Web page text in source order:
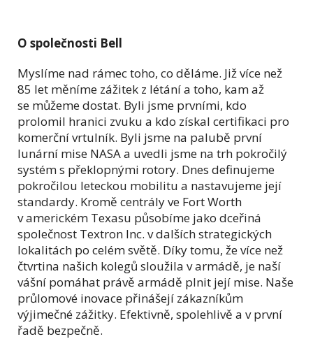
O společnosti Bell
Myslíme nad rámec toho, co děláme. Již více než
85 let měníme zážitek z létání a toho, kam až
se můžeme dostat. Byli jsme prvními, kdo
prolomil hranici zvuku a kdo získal certifikaci pro
komerční vrtulník. Byli jsme na palubě první
lunární mise NASA a uvedli jsme na trh pokročilý
systém s překlopnými rotory. Dnes definujeme
pokročilou leteckou mobilitu a nastavujeme její
standardy. Kromě centrály ve Fort Worth
v americkém Texasu působíme jako dceřiná
společnost Textron Inc. v dalších strategických
lokalitách po celém světě. Díky tomu, že více než
čtvrtina našich kolegů sloužila v armádě, je naší
vášní pomáhat právě armádě plnit její mise. Naše
průlomové inovace přinášejí zákazníkům
výjimečné zážitky. Efektivně, spolehlivě a v první
řadě bezpečně.